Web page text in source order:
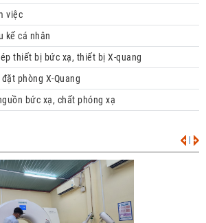
việc
kế cá nhân
thiết bị bức xạ, thiết bị X-quang
phòng X-Quang
bức xạ, chất phóng xạ